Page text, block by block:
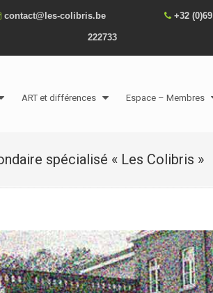
contact@les-colibris.be +32 (0)69
222733
ART et différences Espace – Membres
spécialisé « Les Colibris »